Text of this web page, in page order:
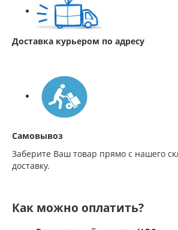
Доставка курьером по адресу
Самовывоз
Заберите Ваш товар прямо с нашего
доставку.
Как можно оплатить?